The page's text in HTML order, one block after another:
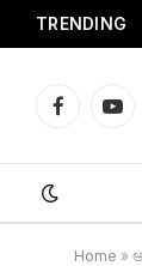
TRENDING
Facebook
Home »